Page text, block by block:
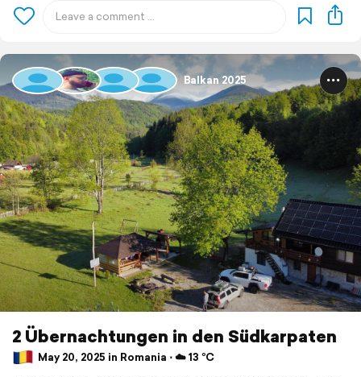
Balkan 2025
2 Übernachtungen in den Südkarpaten
May 20, 2025 in Romania ⋅ ☁️ 13 °C